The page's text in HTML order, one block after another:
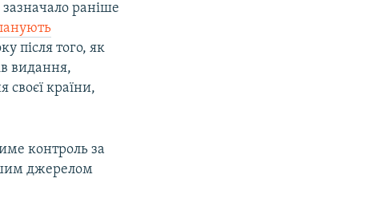
раніше
після того, як
видання,
своєї країни,
контроль за
джерелом